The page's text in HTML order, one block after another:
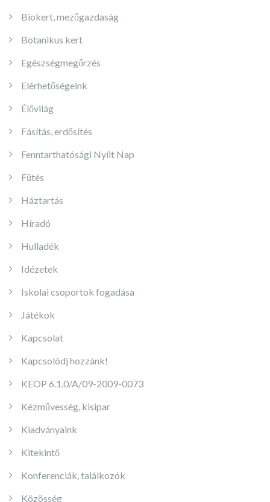
Biokert, mezőgazdaság
Botanikus kert
Egészségmegőrzés
Elérhetőségeink
Élővilág
Fásítás, erdősítés
Fenntarthatósági Nyílt Nap
Fűtés
Háztartás
Híradó
Hulladék
Idézetek
Iskolai csoportok fogadása
Játékok
Kapcsolat
Kapcsolódj hozzánk!
KEOP 6.1.0/A/09-2009-0073
Kézművesség, kisipar
Kiadványaink
Kitekintő
Konferenciák, találkozók
Közösség